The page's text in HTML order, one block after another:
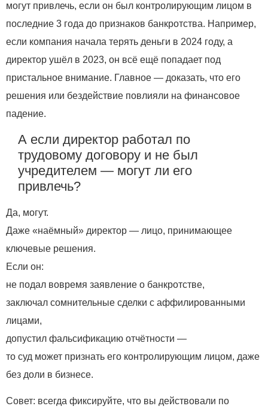
могут привлечь, если он был контролирующим лицом в
последние 3 года до признаков банкротства. Например,
если компания начала терять деньги в 2024 году, а
директор ушёл в 2023, он всё ещё попадает под
пристальное внимание. Главное — доказать, что его
решения или бездействие повлияли на финансовое
падение.
А если директор работал по
трудовому договору и не был
учредителем — могут ли его
привлечь?
Да, могут.
Даже «наёмный» директор — лицо, принимающее
ключевые решения.
Если он:
не подал вовремя заявление о банкротстве,
заключал сомнительные сделки с аффилированными
лицами,
допустил фальсификацию отчётности —
то суд может признать его контролирующим лицом, даже
без доли в бизнесе.
Совет: всегда фиксируйте, что вы действовали по